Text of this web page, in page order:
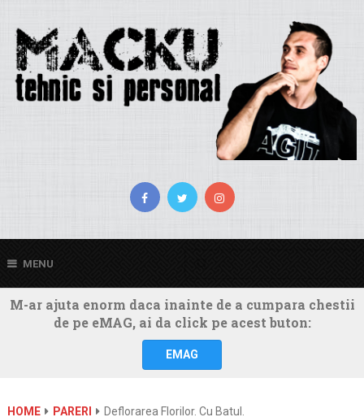
MENU
M-ar ajuta enorm daca inainte de a cumpara chestii
de pe eMAG, ai da click pe acest buton:
EMAG
HOME PARERI Deflorarea Florilor. Cu Batul.